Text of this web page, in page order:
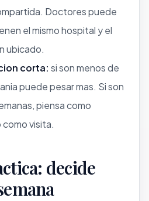
Doctores puede
el mismo hospital y el
ubicado.
corta: si son menos de
puede pesar mas. Si son
piensa como
como visita.
decide